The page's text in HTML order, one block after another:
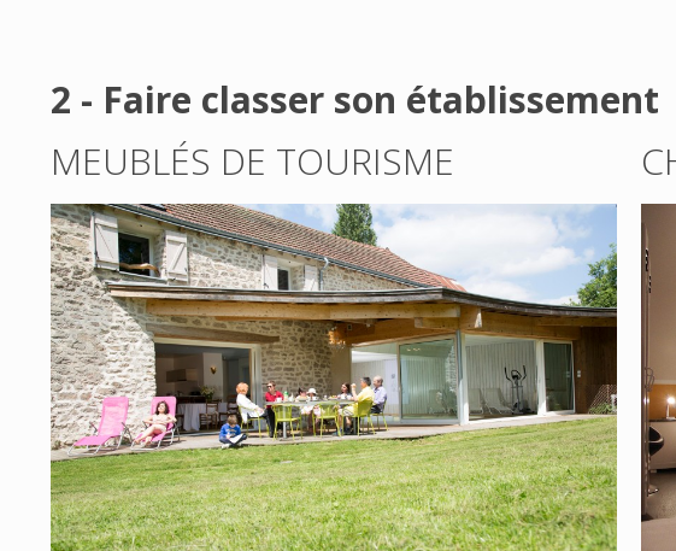
2 - Faire classer son établissement
MEUBLÉS DE TOURISME